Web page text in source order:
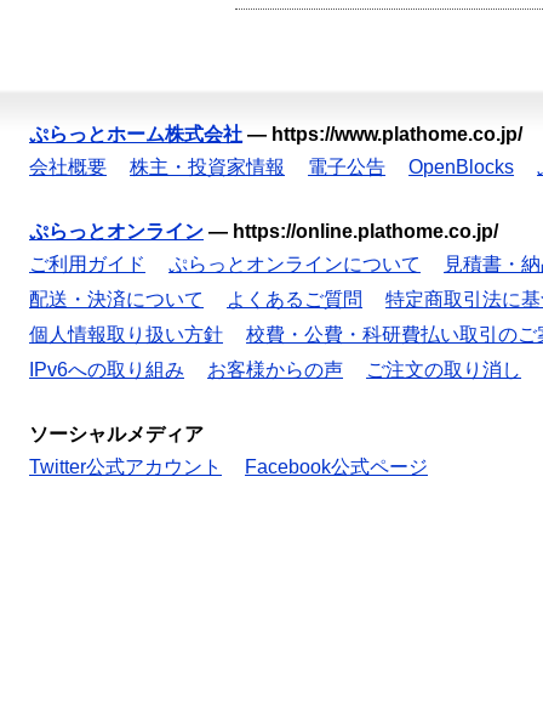
ぷらっとホーム株式会社 — https://www.plathome.co.jp/
会社概要
株主・投資家情報 電子公告 OpenBlocks
ぷらっとオンライン — https://online.plathome.co.jp/
ご利用ガイド
ぷらっとオンラインについて
見積書・
配送・決済について
よくあるご質問
特定商取引法に
個人情報取り扱い方針
校費・公費・科研費払い取引のご
IPv6への取り組み
お客様からの声 ご注文の取り消し
ソーシャルメディア
Twitter公式アカウント
Facebook公式ページ